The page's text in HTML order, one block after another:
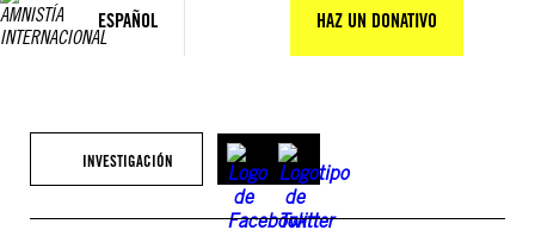
ESPAÑOL HAZ UN DONATIVO
INVESTIGACIÓN